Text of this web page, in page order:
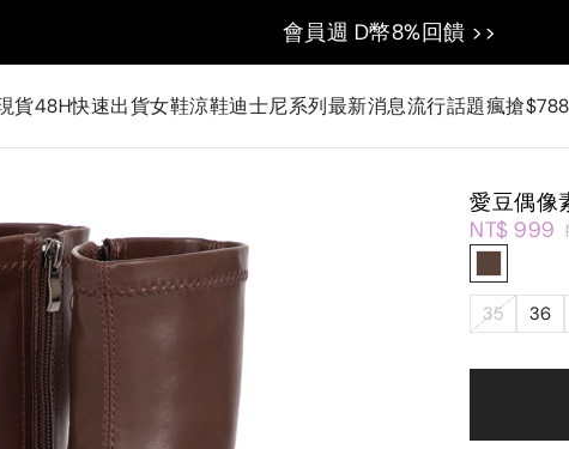
會員週 D幣8%回饋 >>
貨48H快速出貨女鞋涼鞋迪士尼系列最新消息流行話題瘋搶
愛豆偶像
NT$ 999
35 36